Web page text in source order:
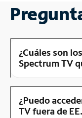
¿Cuáles son
Spectrum TV
¿Puedo
TV fuera de